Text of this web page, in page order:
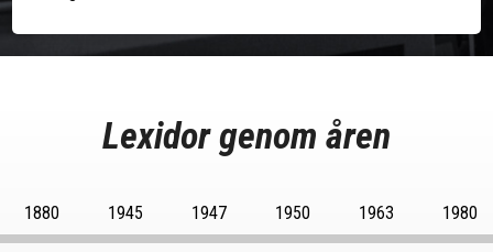
Lexidor genom åren
1880 1945 1947 1950 1963 1980